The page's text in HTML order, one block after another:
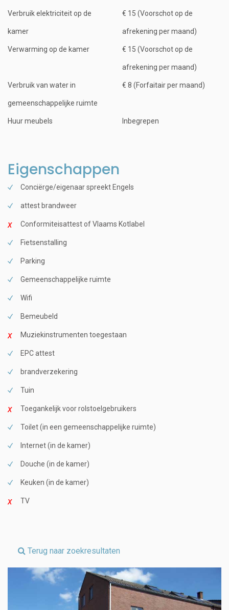
Verbruik elektriciteit op de
kamer
€ 15 (Voorschot op de
afrekening per maand)
Verwarming op de kamer € 15 (Voorschot op de
afrekening per maand)
Verbruik van water in
gemeenschappelijke ruimte
€ 8 (Forfaitair per maand)
Huur meubels Inbegrepen
Eigenschappen
Conciërge/eigenaar spreekt Engels
attest brandweer
Conformiteisattest of Vlaams Kotlabel
Fietsenstalling
Parking
Gemeenschappelijke ruimte
Wifi
Bemeubeld
Muziekinstrumenten toegestaan
EPC attest
brandverzekering
Tuin
Toegankelijk voor rolstoelgebruikers
Toilet (in een gemeenschappelijke ruimte)
Internet (in de kamer)
Douche (in de kamer)
Keuken (in de kamer)
TV
Terug naar zoekresultaten